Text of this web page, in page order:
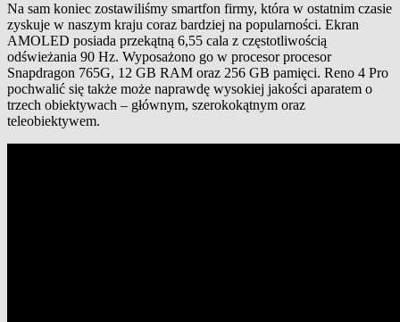
Na sam koniec zostawiliśmy smartfon firmy, która w ostatnim czasie
zyskuje w naszym kraju coraz bardziej na popularności. Ekran
AMOLED posiada przekątną 6,55 cala z częstotliwością
odświeżania 90 Hz. Wyposażono go w procesor procesor
Snapdragon 765G, 12 GB RAM oraz 256 GB pamięci. Reno 4 Pro
pochwalić się także może naprawdę wysokiej jakości aparatem o
trzech obiektywach – głównym, szerokokątnym oraz
teleobiektywem.